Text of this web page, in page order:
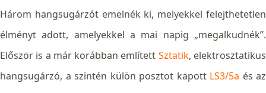
Három hangsugárzót emelnék ki, melyekkel felejthetetlen
élményt adott, amelyekkel a mai napig „megalkudnék”.
Először is a már korábban említett Sztatik, elektrosztatikus
hangsugárzó, a szintén külön posztot kapott LS3/5a és az